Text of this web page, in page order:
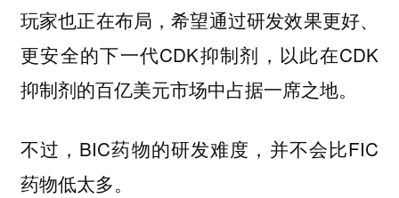
玩家也正在布局，希望通过研发效果更好、
更安全的下一代CDK抑制剂，以此在CDK
抑制剂的百亿美元市场中占据一席之地。
不过，BIC药物的研发难度，并不会比FIC
药物低太多。